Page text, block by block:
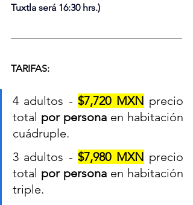
Tuxtla será 16:30 hrs.)
TARIFAS:
4 adultos - $7,720 MXN precio
total por persona en habitación
cuádruple.
3 adultos - $7,980 MXN precio
total por persona en habitación
triple.